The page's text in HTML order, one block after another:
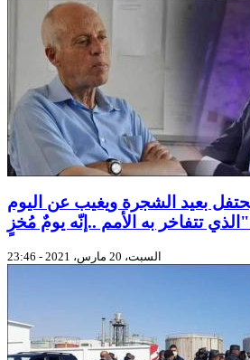
بعيد الشجرة ويغيب عن اليوم
الذي تتفاخر به الأمم ..إنّه يومٌ مُخزٍ"
السبت، 20 مارس، 2021 - 23:46